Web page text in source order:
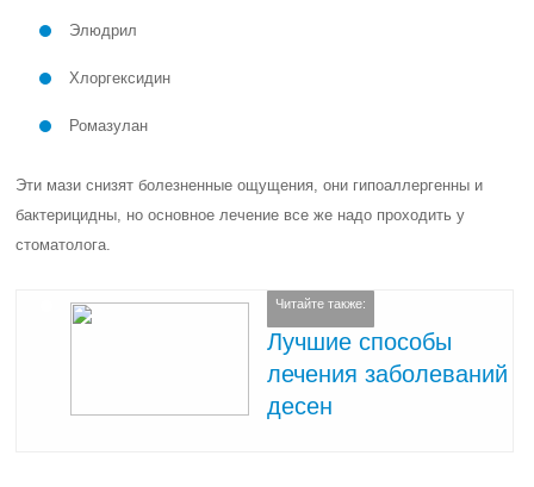
Элюдрил
Хлоргексидин
Ромазулан
Эти мази снизят болезненные ощущения, они гипоаллергенны и
бактерицидны, но основное лечение все же надо проходить у
стоматолога.
Читайте также:
Лучшие способы
лечения заболеваний
десен